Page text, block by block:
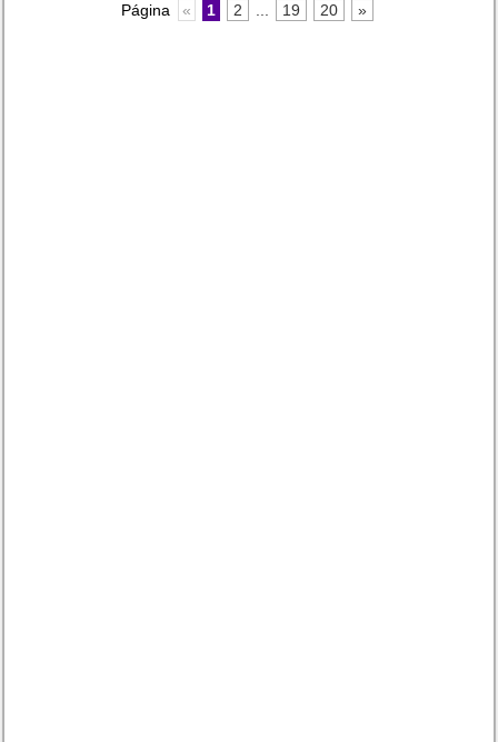
Página « 1 2 ... 19 20 »